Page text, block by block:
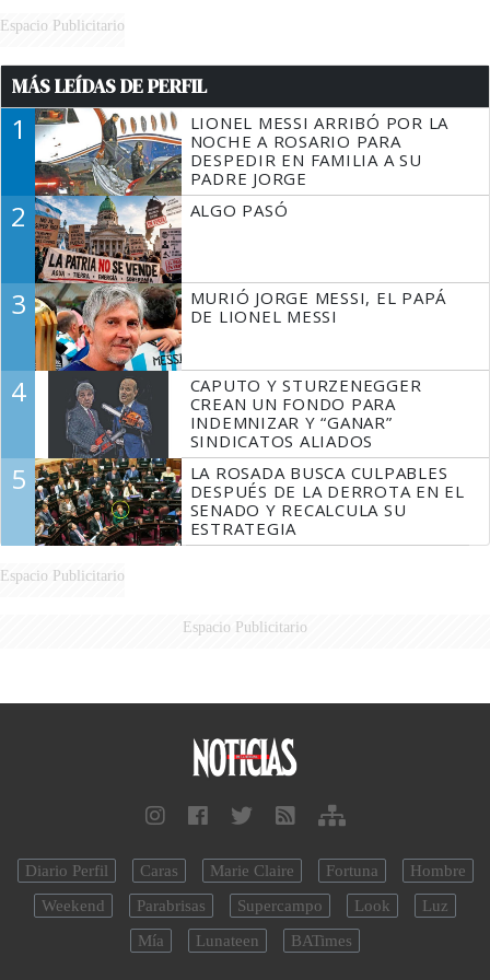
Espacio Publicitario
MÁS LEÍDAS DE PERFIL
1
LIONEL MESSI ARRIBÓ POR LA
NOCHE A ROSARIO PARA
DESPEDIR EN FAMILIA A SU
PADRE JORGE
2 ALGO PASÓ
3
MURIÓ JORGE MESSI, EL PAPÁ
DE LIONEL MESSI
4
CAPUTO Y STURZENEGGER
CREAN UN FONDO PARA
INDEMNIZAR Y “GANAR”
SINDICATOS ALIADOS
5
LA ROSADA BUSCA CULPABLES
DESPUÉS DE LA DERROTA EN EL
SENADO Y RECALCULA SU
ESTRATEGIA
Espacio Publicitario
Espacio Publicitario
Diario Perfil Caras Marie Claire Fortuna
Hombre
Weekend
Parabrisas Supercampo Look
Luz
Mía
Lunateen BATimes